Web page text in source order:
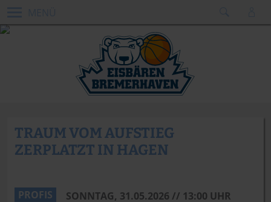
TRAUM VOM AUFSTIEG
ZERPLATZT IN HAGEN
PROFIS
SONNTAG, 31.05.2026 // 13:00 UHR